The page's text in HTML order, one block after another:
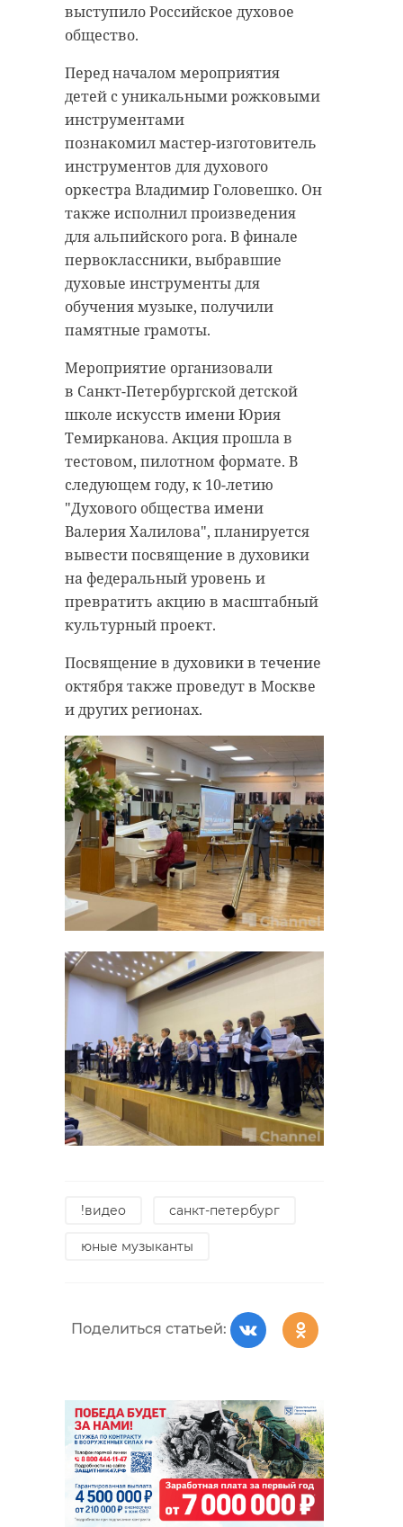
выступило Российское духовое
общество.
Перед началом мероприятия
детей с уникальными рожковыми
инструментами
познакомил мастер-изготовитель
инструментов для духового
оркестра Владимир Головешко. Он
также исполнил произведения
для альпийского рога. В финале
первоклассники, выбравшие
духовые инструменты для
обучения музыке, получили
памятные грамоты.
Мероприятие организовали
в Санкт-Петербургской детской
школе искусств имени Юрия
Темирканова. Акция прошла в
тестовом, пилотном формате. В
следующем году, к 10-летию
"Духового общества имени
Валерия Халилова", планируется
вывести посвящение в духовики
на федеральный уровень и
превратить акцию в масштабный
культурный проект.
Посвящение в духовики в течение
октября также проведут в Москве
и других регионах.
!видео санкт-петербург
юные музыканты
Поделиться статьей: